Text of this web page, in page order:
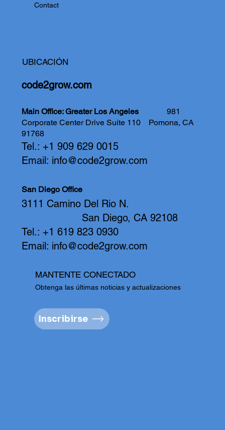
Contact
UBICACIÓN
code2grow.com
Main Office: Greater Los Angeles 981
Corporate Center Drive Suite 110 Pomona, CA
91768
Tel.: +1 909 629 0015
Email: info@code2grow.com
San Diego Office
3111 Camino Del Rio N.
San Diego, CA 92108
Tel.: +1 619 823 0930
Email: info@code2grow.com
MANTENTE CONECTADO
Obtenga las últimas noticias y actualizaciones
Inscribirse